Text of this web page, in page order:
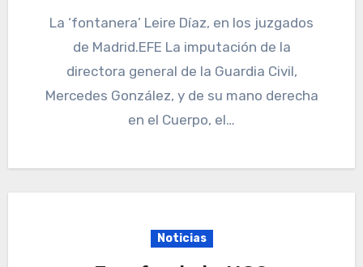
La ‘fontanera’ Leire Díaz, en los juzgados
de Madrid.EFE La imputación de la
directora general de la Guardia Civil,
Mercedes González, y de su mano derecha
en el Cuerpo, el…
Noticias